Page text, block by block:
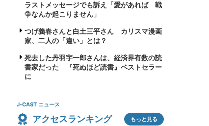
ラストメッセージでも訴え「愛があれば 戦
争なんか起こりません」
つげ義春さんと白土三平さん カリスマ漫画
家、二人の「違い」とは？
死去した丹羽宇一郎さんは、経済界有数の読
書家だった 『死ぬほど読書』ベストセラー
に
J-CAST ニュース
アクセスランキング もっと見る